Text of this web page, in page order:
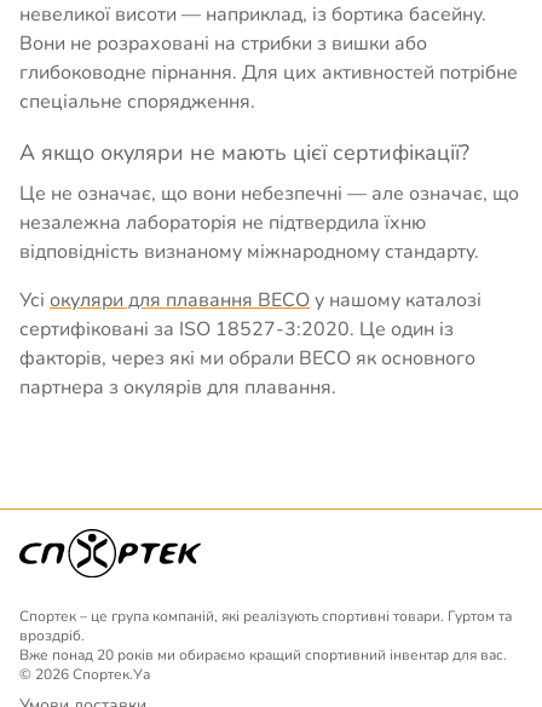
невеликої висоти — наприклад, із бортика басейну.
Вони не розраховані на стрибки з вишки або
глибоководне пірнання. Для цих активностей потрібне
спеціальне спорядження.
А якщо окуляри не мають цієї сертифікації?
Це не означає, що вони небезпечні — але означає, що
незалежна лабораторія не підтвердила їхню
відповідність визнаному міжнародному стандарту.
Усі окуляри для плавання BECOу нашому каталозі
сертифіковані за ISO 18527-3:2020. Це один із
факторів, через які ми обрали BECO як основного
партнера з окулярів для плавання.
Спортек – це група компаній, які реалізують спортивні товари. Гуртом та
вроздріб.
Вже понад 20 років ми обираємо кращий спортивний інвентар для вас.
© 2026 Спортек.Уа